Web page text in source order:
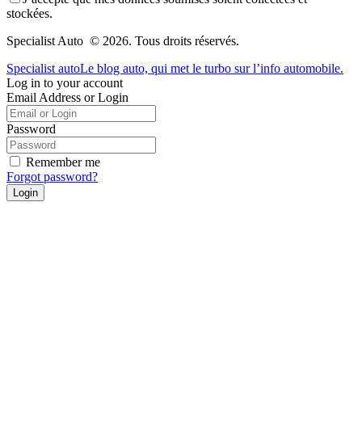
stockées.
Specialist Auto © 2026. Tous droits réservés.
Specialist autoLe blog auto, qui met le turbo sur l’info automobile.
Log in to your account
Email Address or Login
Password
Remember me
Forgot password?
Login